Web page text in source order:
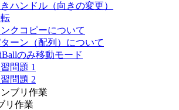
ハンドル（向きの変更）
ンクコピーについて
ーン（配列）について
のみ移動モード
問題 1
問題 2
ブリ作業
リ作業